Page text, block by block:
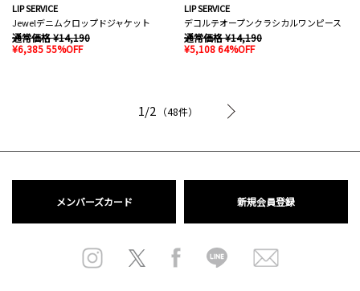
LIP SERVICE
Jewelデニムクロップドジャケット
通常価格 ¥14,190
¥6,385 55%OFF
LIP SERVICE
デコルテオープンクラシカルワンピース
通常価格 ¥14,190
¥5,108 64%OFF
1/2 （48件）
メンバーズカード 新規会員登録